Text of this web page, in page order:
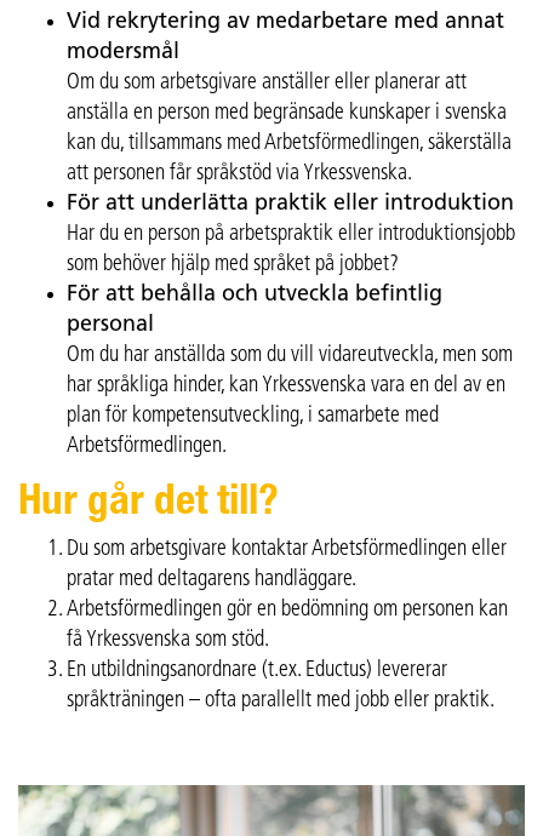
Vid rekrytering av medarbetare med annat
modersmål
Om du som arbetsgivare anställer eller planerar att
anställa en person med begränsade kunskaper i svenska
kan du, tillsammans med Arbetsförmedlingen, säkerställa
att personen får språkstöd via Yrkessvenska.
För att underlätta praktik eller introduktion
Har du en person på arbetspraktik eller introduktionsjobb
som behöver hjälp med språket på jobbet?
För att behålla och utveckla befintlig
personal
Om du har anställda som du vill vidareutveckla, men som
har språkliga hinder, kan Yrkessvenska vara en del av en
plan för kompetensutveckling, i samarbete med
Arbetsförmedlingen.
Hur går det till?
Du som arbetsgivare kontaktar Arbetsförmedlingen eller
pratar med deltagarens handläggare.
Arbetsförmedlingen gör en bedömning om personen kan
få Yrkessvenska som stöd.
En utbildningsanordnare (t.ex. Eductus) levererar
språkträningen – ofta parallellt med jobb eller praktik.